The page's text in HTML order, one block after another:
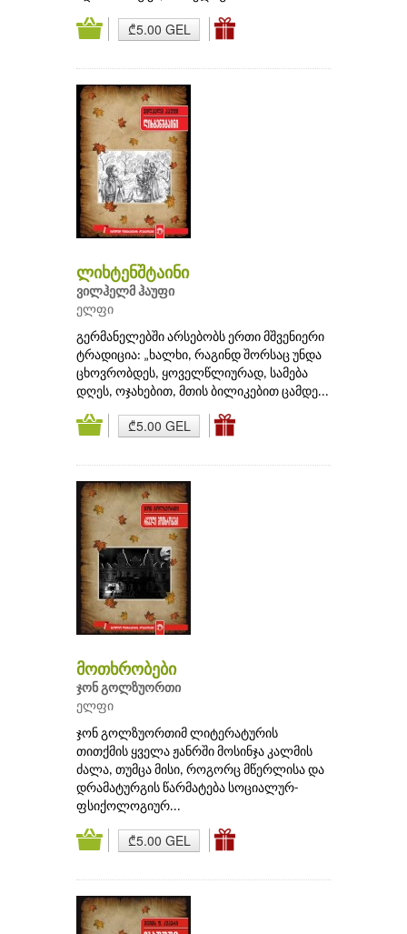
₾5.00 GEL
ლიხტენშტაინი
ვილჰელმ ჰაუფი
ელფი
გერმანელებში არსებობს ერთი მშვენიერი
ტრადიცია: „ხალხი, რაგინდ შორსაც უნდა
ცხოვრობდეს, ყოველწლიურად, სამება
დღეს, ოჯახებით, მთის ბილიკებით ცამდე...
₾5.00 GEL
მოთხრობები
ჯონ გოლზუორთი
ელფი
ჯონ გოლზუორთიმ ლიტერატურის
თითქმის ყველა ჟანრში მოსინჯა კალმის
ძალა, თუმცა მისი, როგორც მწერლისა და
დრამატურგის წარმატება სოციალურ-
ფსიქოლოგიურ...
₾5.00 GEL